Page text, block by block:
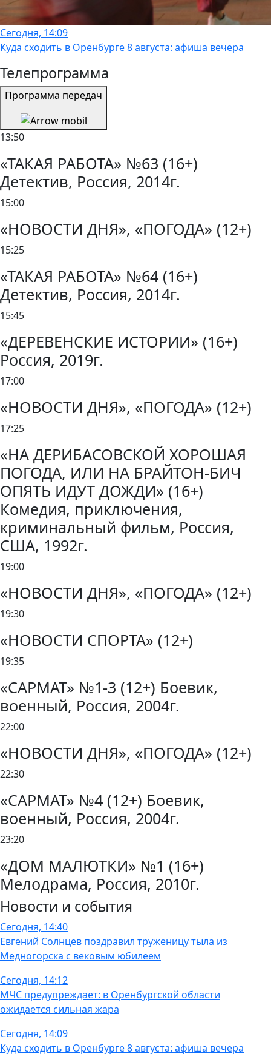
Сегодня, 14:09
Куда сходить в Оренбурге 8 августа: афиша вечера
Телепрограмма
Программа передач
13:50
«ТАКАЯ РАБОТА» №63 (16+)
Детектив, Россия, 2014г.
15:00
«НОВОСТИ ДНЯ», «ПОГОДА» (12+)
15:25
«ТАКАЯ РАБОТА» №64 (16+)
Детектив, Россия, 2014г.
15:45
«ДЕРЕВЕНСКИЕ ИСТОРИИ» (16+)
Россия, 2019г.
17:00
«НОВОСТИ ДНЯ», «ПОГОДА» (12+)
17:25
«НА ДЕРИБАСОВСКОЙ ХОРОШАЯ
ПОГОДА, ИЛИ НА БРАЙТОН-БИЧ
ОПЯТЬ ИДУТ ДОЖДИ» (16+)
Комедия, приключения,
криминальный фильм, Россия,
США, 1992г.
19:00
«НОВОСТИ ДНЯ», «ПОГОДА» (12+)
19:30
«НОВОСТИ СПОРТА» (12+)
19:35
«САРМАТ» №1-3 (12+) Боевик,
военный, Россия, 2004г.
22:00
«НОВОСТИ ДНЯ», «ПОГОДА» (12+)
22:30
«САРМАТ» №4 (12+) Боевик,
военный, Россия, 2004г.
23:20
«ДОМ МАЛЮТКИ» №1 (16+)
Мелодрама, Россия, 2010г.
Новости и события
Сегодня, 14:40
Евгений Солнцев поздравил труженицу тыла из
Медногорска с вековым юбилеем
Сегодня, 14:12
МЧС предупреждает: в Оренбургской области
ожидается сильная жара
Сегодня, 14:09
Куда сходить в Оренбурге 8 августа: афиша вечера